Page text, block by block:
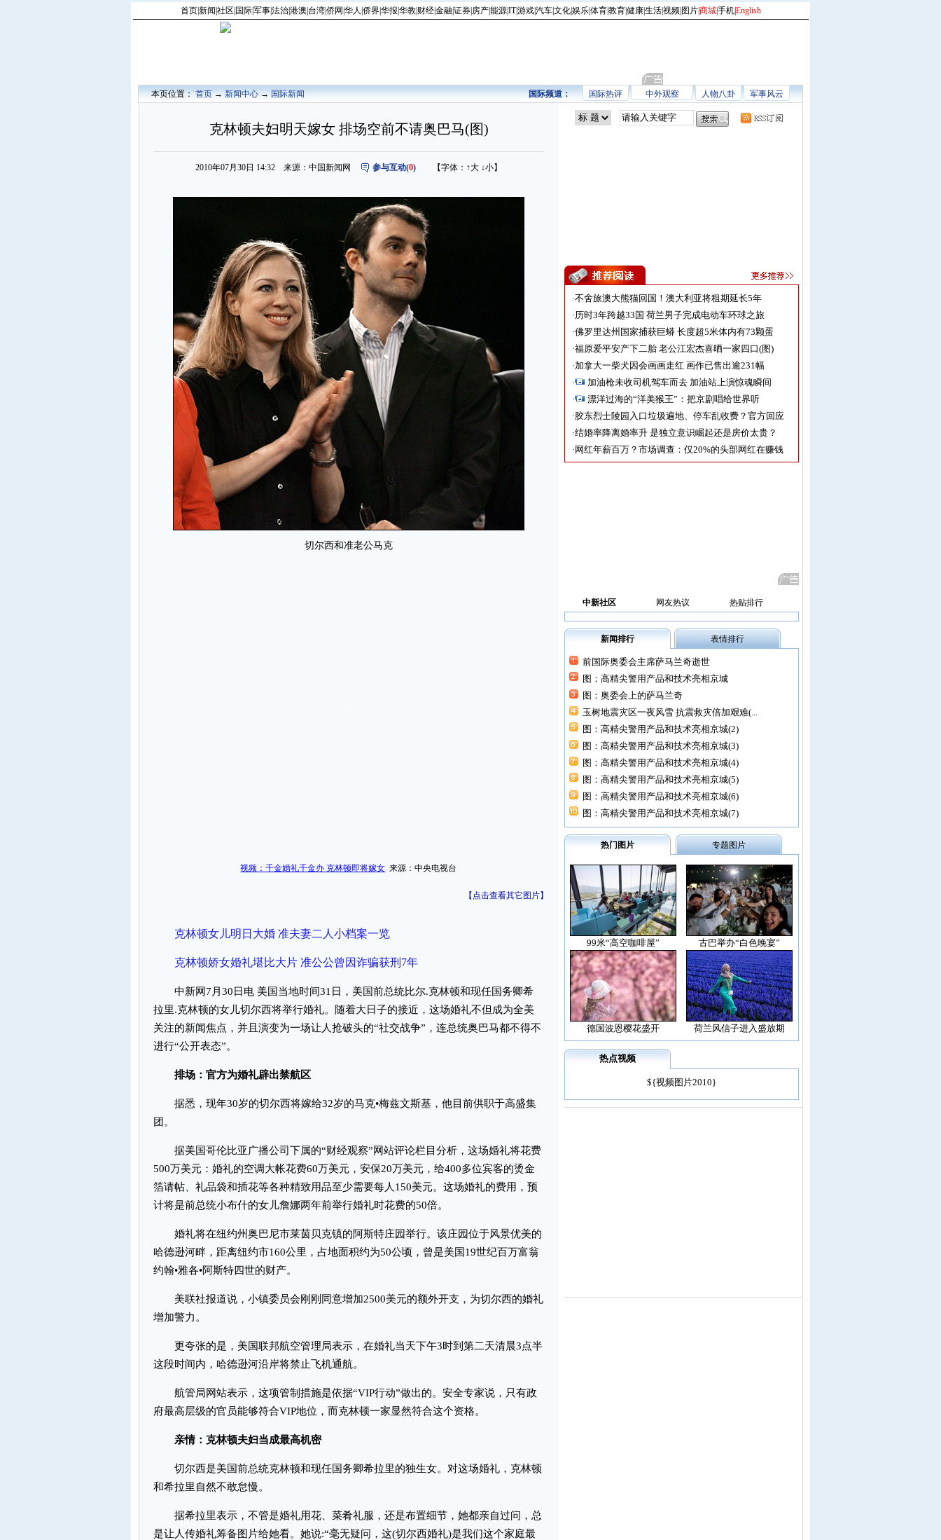
首页|新闻 社区 国际|军事|法治|港澳 台湾|侨网 华人 侨界|华报 华教| 财经|金融|证券| 房产|能源|IT|游戏|汽车|文化|娱乐|体育|教育|健康|生活|视频| 图片|商城|手机|English
本页位置：首页→新闻中心→国际新闻 军事风云
人物八卦
中外观察
国际热评
国际频道：
克林顿夫妇明天嫁女 排场空前不请奥巴马(图)
2010年07月30日 14:32 来源：中国新闻网 参与互动(0) 【字体： ↑大 ↓小】
切尔西和准老公马克
视频：千金婚礼千金办 克林顿即将嫁女 来源：中央电视台
【点击查看其它图片】
克林顿女儿明日大婚 准夫妻二人小档案一览
克林顿娇女婚礼堪比大片 准公公曾因诈骗获刑7年
中新网7月30日电 美国当地时间31日，美国前总统比尔.克林顿和现任国务卿希
拉里.克林顿的女儿切尔西将举行婚礼。随着大日子的接近，这场婚礼不但成为全美
关注的新闻焦点，并且演变为一场让人抢破头的“社交战争”，连总统奥巴马都不得不
进行“公开表态”。
排场：官方为婚礼辟出禁航区
据悉，现年30岁的切尔西将嫁给32岁的马克•梅兹文斯基，他目前供职于高盛集
团。
据美国哥伦比亚广播公司下属的“财经观察”网站评论栏目分析，这场婚礼将花费
500万美元：婚礼的空调大帐花费60万美元，安保20万美元，给400多位宾客的烫金
箔请帖、礼品袋和插花等各种精致用品至少需要每人150美元。这场婚礼的费用，预
计将是前总统小布什的女儿詹娜两年前举行婚礼时花费的50倍。
婚礼将在纽约州奥巴尼市莱茵贝克镇的阿斯特庄园举行。该庄园位于风景优美的
哈德逊河畔，距离纽约市160公里，占地面积约为50公顷，曾是美国19世纪百万富翁
约翰•雅各•阿斯特四世的财产。
美联社报道说，小镇委员会刚刚同意增加2500美元的额外开支，为切尔西的婚礼
增加警力。
更夸张的是，美国联邦航空管理局表示，在婚礼当天下午3时到第二天清晨3点半
这段时间内，哈德逊河沿岸将禁止飞机通航。
航管局网站表示，这项管制措施是依据“VIP行动”做出的。安全专家说，只有政
府最高层级的官员能够符合VIP地位，而克林顿一家显然符合这个资格。
亲情：克林顿夫妇当成最高机密
切尔西是美国前总统克林顿和现任国务卿希拉里的独生女。对这场婚礼，克林顿
和希拉里自然不敢怠慢。
据希拉里表示，不管是婚礼用花、菜肴礼服，还是布置细节，她都亲自过问，总
是让人传婚礼筹备图片给她看。她说:“毫无疑问，这(切尔西婚礼)是我们这个家庭最
·不舍旅澳大熊猫回国！澳大利亚将租期延长5年
·历时3年跨越33国 荷兰男子完成电动车环球之旅
·佛罗里达州国家捕获巨蟒 长度超5米体内有73颗蛋
·福原爱平安产下二胎 老公江宏杰喜晒一家四口(图)
·加拿大一柴犬因会画画走红 画作已售出逾231幅
·
加油枪未收司机驾车而去 加油站上演惊魂瞬间
·
漂洋过海的“洋美猴王”：把京剧唱给世界听
·胶东烈士陵园入口垃圾遍地、停车乱收费？官方回应
·结婚率降离婚率升 是独立意识崛起还是房价太贵？
· 网红年薪百万？市场调查：仅20%的头部网红在赚钱
中新社区 网友热议 热贴排行
新闻排行 表情排行
前国际奥委会主席萨马兰奇逝世
图：高精尖警用产品和技术亮相京城
图：奥委会上的萨马兰奇
玉树地震灾区一夜风雪 抗震救灾倍加艰难(...
图：高精尖警用产品和技术亮相京城(2)
图：高精尖警用产品和技术亮相京城(3)
图：高精尖警用产品和技术亮相京城(4)
图：高精尖警用产品和技术亮相京城(5)
图：高精尖警用产品和技术亮相京城(6)
图：高精尖警用产品和技术亮相京城(7)
热门图片 专题图片
99米“高空咖啡屋” 古巴举办“白色晚宴”
德国波恩樱花盛开 荷兰风信子进入盛放期
热点视频
${视频图片2010}